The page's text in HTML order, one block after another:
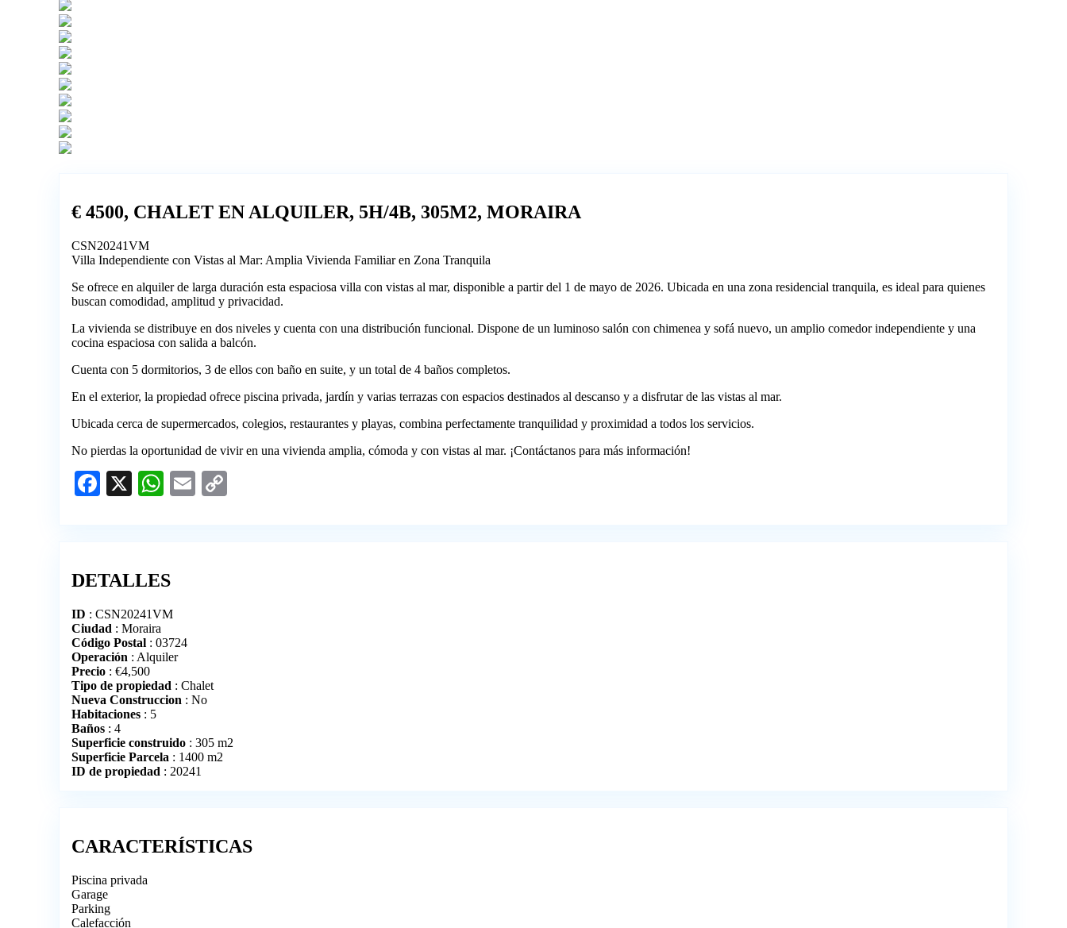
€ 4500, CHALET EN ALQUILER, 5H/4B, 305M2, MORAIRA
CSN20241VM
Villa Independiente con Vistas al Mar: Amplia Vivienda Familiar en Zona Tranquila
Se ofrece en alquiler de larga duración esta espaciosa villa con vistas al mar, disponible a partir del 1 de mayo de 2026. Ubicada en una zona residencial tranquila, es ideal para quienes
buscan comodidad, amplitud y privacidad.
La vivienda se distribuye en dos niveles y cuenta con una distribución funcional. Dispone de un luminoso salón con chimenea y sofá nuevo, un amplio comedor independiente y una
cocina espaciosa con salida a balcón.
Cuenta con 5 dormitorios, 3 de ellos con baño en suite, y un total de 4 baños completos.
En el exterior, la propiedad ofrece piscina privada, jardín y varias terrazas con espacios destinados al descanso y a disfrutar de las vistas al mar.
Ubicada cerca de supermercados, colegios, restaurantes y playas, combina perfectamente tranquilidad y proximidad a todos los servicios.
No pierdas la oportunidad de vivir en una vivienda amplia, cómoda y con vistas al mar. ¡Contáctanos para más información!
Facebook
X WhatsApp
Email
DETALLES
ID : CSN20241VM
Ciudad : Moraira
Código Postal : 03724
Operación : Alquiler
Precio :€4,500
Tipo de propiedad : Chalet
Nueva Construccion : No
Habitaciones : 5
Baños : 4
Superficie construido : 305 m2
Superficie Parcela : 1400 m2
ID de propiedad : 20241
CARACTERÍSTICAS
Piscina privada
Garage
Parking
Calefacción